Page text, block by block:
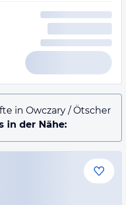
in Owczary / Ötscher
in der Nähe: